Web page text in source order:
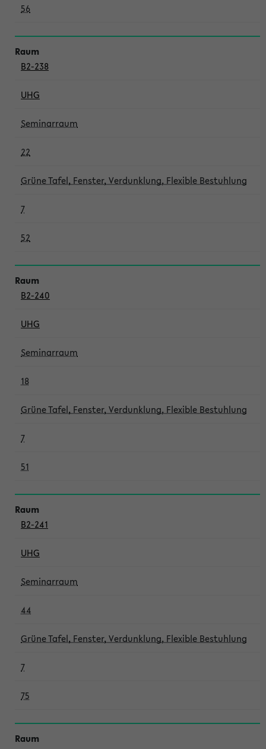
56
B2-238
UHG
Seminarraum
22
Grüne Tafel, Fenster, Verdunklung, Flexible Bestuhlung
7
52
B2-240
UHG
Seminarraum
18
Grüne Tafel, Fenster, Verdunklung, Flexible Bestuhlung
7
51
B2-241
UHG
Seminarraum
44
Grüne Tafel, Fenster, Verdunklung, Flexible Bestuhlung
7
75